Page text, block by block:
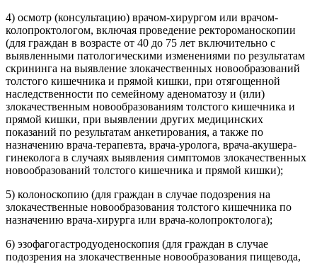
4) осмотр (консультацию) врачом-хирургом или врачом-
колопроктологом, включая проведение ректороманоскопии
(для граждан в возрасте от 40 до 75 лет включительно с
выявленными патологическими изменениями по результатам
скрининга на выявление злокачественных новообразований
толстого кишечника и прямой кишки, при отягощенной
наследственности по семейному аденоматозу и (или)
злокачественным новообразованиям толстого кишечника и
прямой кишки, при выявлении других медицинских
показаний по результатам анкетирования, а также по
назначению врача-терапевта, врача-уролога, врача-акушера-
гинеколога в случаях выявления симптомов злокачественных
новообразований толстого кишечника и прямой кишки);
5) колоноскопию (для граждан в случае подозрения на
злокачественные новообразования толстого кишечника по
назначению врача-хирурга или врача-колопроктолога);
6) эзофагогастродуоденоскопия (для граждан в случае
подозрения на злокачественные новообразования пищевода,